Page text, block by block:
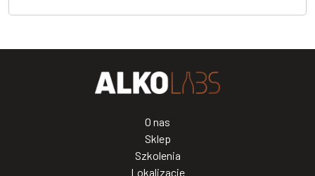
O nas
Sklep
Szkolenia
Lokalizacje